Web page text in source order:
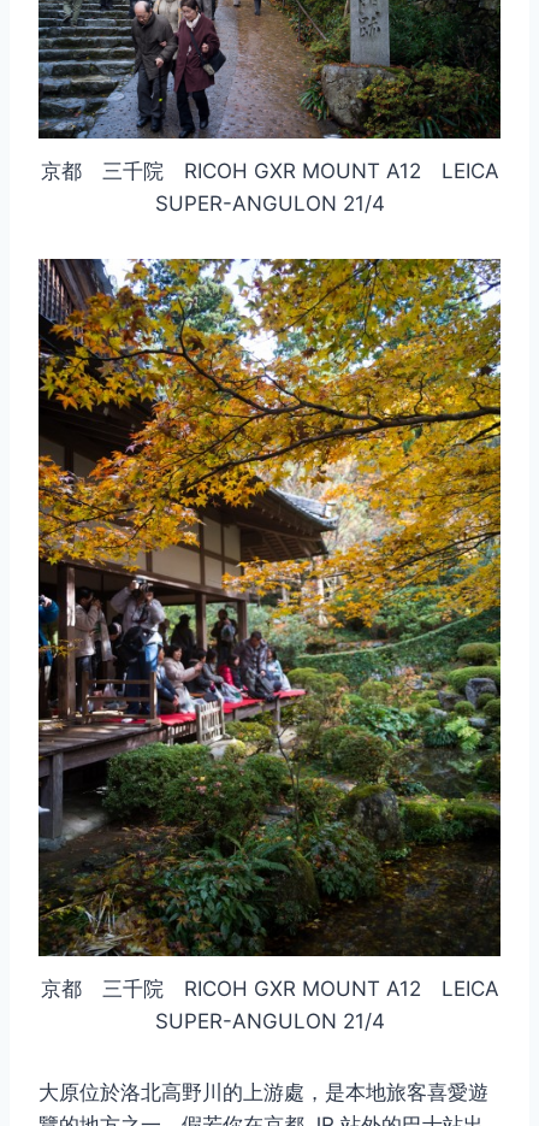
京都 三千院 RICOH GXR MOUNT A12 LEICA
SUPER-ANGULON 21/4
京都 三千院 RICOH GXR MOUNT A12 LEICA
SUPER-ANGULON 21/4
大原位於洛北高野川的上游處，是本地旅客喜愛遊